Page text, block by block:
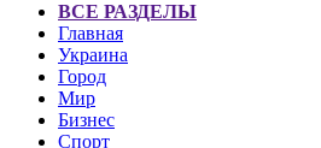
ВСЕ РАЗДЕЛЫ
Главная
Украина
Город
Мир
Бизнес
Спорт